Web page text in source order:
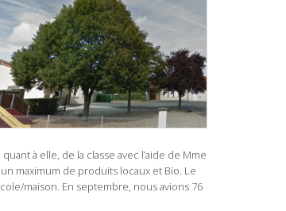
à elle, de la classe avec l’aide de Mme
un maximum de produits locaux et Bio. Le
maison. En septembre, nous avions 76